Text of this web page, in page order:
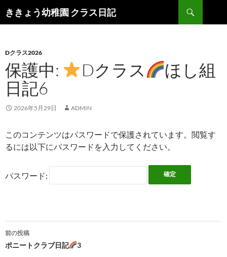
ききょう幼稚園 クラス日記
索
ン
ツ
へ
ス
キ
ッ
Dクラス2026
保護中: Dクラス
ほし組
日記6
2026年5月29日 ADMIN
このコンテンツはパスワードで保護されています。閲覧す
るには以下にパスワードを入力してください。
パスワード:
投
前の投稿
ポニートクラブ日記 3